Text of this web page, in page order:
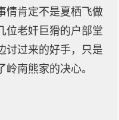
情肯定不是夏栖飞做
位老奸巨猾的户部堂
讨过来的好手，只是
南熊家的决心。